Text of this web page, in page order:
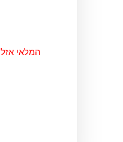
המלאי אזל